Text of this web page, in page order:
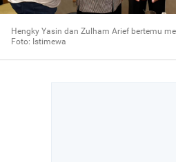
Hengky Yasin dan Zulham Arief bertemu
Foto: Istimewa